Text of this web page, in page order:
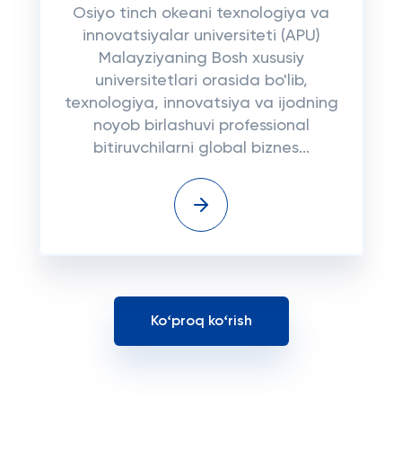
Osiyo tinch okeani texnologiya va
innovatsiyalar universiteti (APU)
Malayziyaning Bosh xususiy
universitetlari orasida bo'lib,
texnologiya, innovatsiya va ijodning
noyob birlashuvi professional
bitiruvchilarni global biznes...
Koʻproq koʻrish